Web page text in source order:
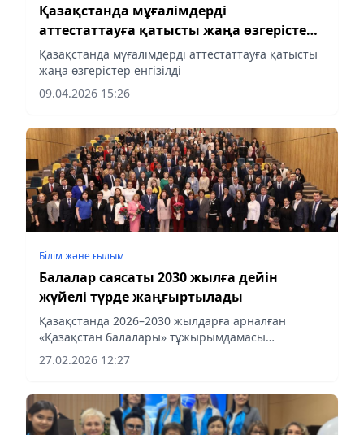
Қазақстанда мұғалімдерді
аттестаттауға қатысты жаңа өзгерістер
енгізілді
Қазақстанда мұғалімдерді аттестаттауға қатысты
жаңа өзгерістер енгізілді
09.04.2026 15:26
Білім және ғылым
Балалар саясаты 2030 жылға дейін
жүйелі түрде жаңғыртылады
Қазақстанда 2026–2030 жылдарға арналған
«Қазақстан балалары» тұжырымдамасы
қабылданып, балалардың құқықтарын қорғау,
денсаулығы мен білім алуын қамтамасыз ету,
дейінгі білім беру сапасын жақсарту бағытындағы
шаралар жүйеленді.
27.02.2026 12:27